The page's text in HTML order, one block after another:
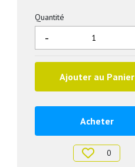
Quantité
-
Ajouter au Panier
Acheter
0